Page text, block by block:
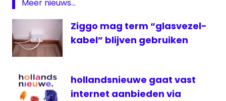
omroepen
regiovensters
ziggo
Meer nieuws...
Ziggo mag term “glasvezel-
kabel” blijven gebruiken
hollandsnieuwe gaat vast
internet aanbieden via